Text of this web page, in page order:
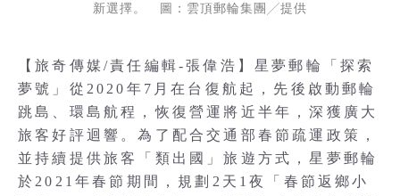
新選擇。 圖：雲頂郵輪集團╱提供
【旅奇傳媒/責任編輯-張偉浩】星夢郵輪「探索
夢號」從2020年7月在台復航起，先後啟動郵輪
跳島、環島航程，恢復營運將近半年，深獲廣大
旅客好評迴響。為了配合交通部春節疏運政策，
並持續提供旅客「類出國」旅遊方式，星夢郵輪
於2021年春節期間，規劃2天1夜「春節返鄉小